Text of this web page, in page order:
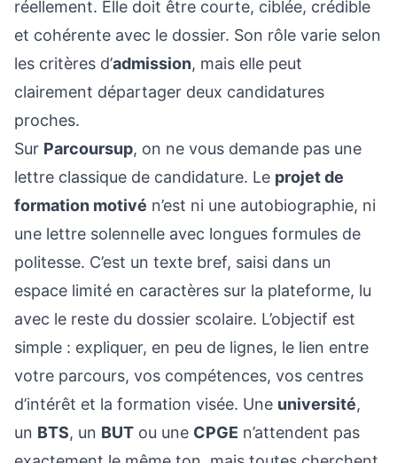
réellement. Elle doit être courte, ciblée, crédible
et cohérente avec le dossier. Son rôle varie selon
les critères d’admission, mais elle peut
clairement départager deux candidatures
proches.
Sur Parcoursup, on ne vous demande pas une
lettre classique de candidature. Le projet de
formation motivé n’est ni une autobiographie, ni
une lettre solennelle avec longues formules de
politesse. C’est un texte bref, saisi dans un
espace limité en caractères sur la plateforme, lu
avec le reste du dossier scolaire. L’objectif est
simple : expliquer, en peu de lignes, le lien entre
votre parcours, vos compétences, vos centres
d’intérêt et la formation visée. Une université,
un BTS, un BUT ou une CPGE n’attendent pas